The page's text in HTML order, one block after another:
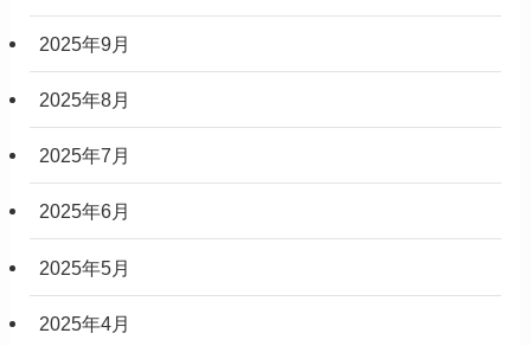
2025年9月
2025年8月
2025年7月
2025年6月
2025年5月
2025年4月